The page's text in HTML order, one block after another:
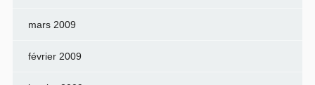
mars 2009
février 2009